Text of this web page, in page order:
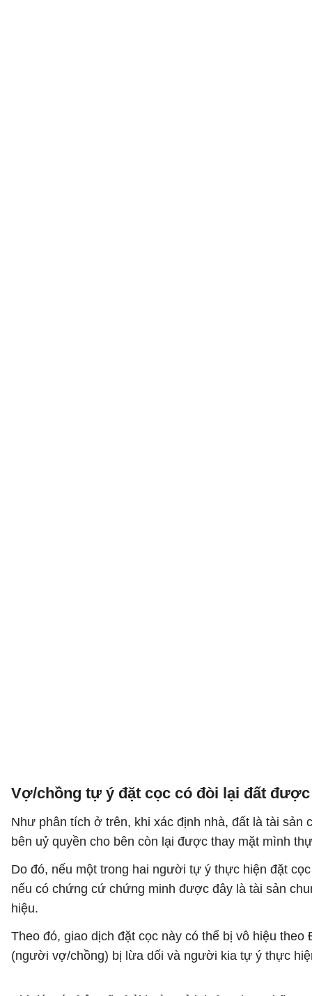
Vợ/chồng tự ý đặt cọc có đòi lại đất
Như phân tích ở trên, khi xác định nhà, đất là tài
bên uỷ quyền cho bên còn lại được thay mặt mình
Do đó, nếu một trong hai người tự ý thực hiện đặt
nếu có chứng cứ chứng minh được đây là tài sản
hiệu.
Theo đó, giao dịch đặt cọc này có thể bị vô hiệu
(người vợ/chồng) bị lừa dối và người kia tự ý thực